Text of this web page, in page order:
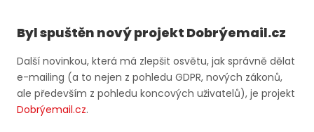
Byl spuštěn nový projekt Dobrýemail.cz
Další novinkou, která má zlepšit osvětu, jak správně dělat
e-mailing (a to nejen z pohledu GDPR, nových zákonů,
ale především z pohledu koncových uživatelů), je projekt
Dobrýemail.cz.